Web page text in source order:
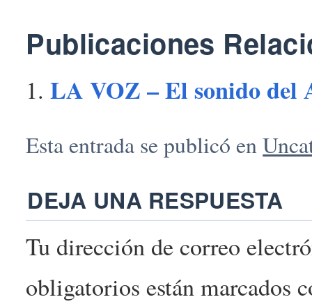
Publicaciones
LA VOZ – El sonido del
Esta entrada se publicó en
DEJA UNA RESPUESTA
Tu dirección de correo
obligatorios están marcados